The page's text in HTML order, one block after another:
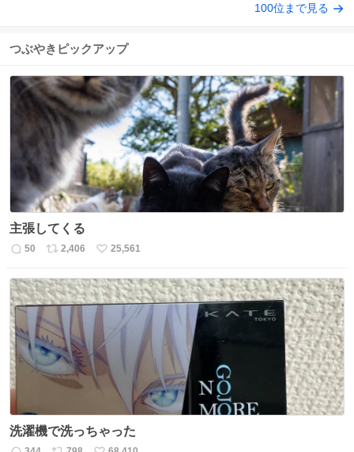
100位まで見る
つぶやきピックアップ
主張してくる
返
数
50
リ
ス
ト
数
2,406
い
ね
数
25,561
洗濯機で洗っちゃった